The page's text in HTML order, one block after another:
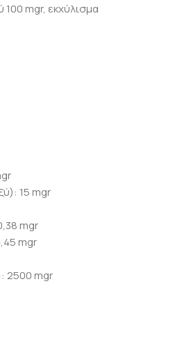
100 mgr, εκχύλισμα
15 mgr
mgr
mgr
2500 mgr